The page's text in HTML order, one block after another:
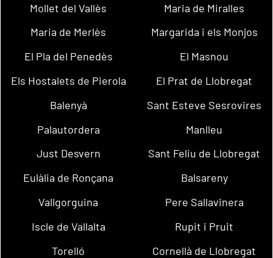
Mollet del Vallès
Maria de Miralles
Maria de Merlès
Margarida i els Monjos
El Pla del Penedès
El Masnou
Els Hostalets de Pierola
El Prat de Llobregat
Balenyà
Sant Esteve Sesrovires
Palautordera
Manlleu
Just Desvern
Sant Feliu de Llobregat
Eulàlia de Ronçana
Balsareny
Vallgorguina
Pere Sallavinera
Iscle de Vallalta
Rupit i Pruit
Torelló
Cornellà de Llobregat